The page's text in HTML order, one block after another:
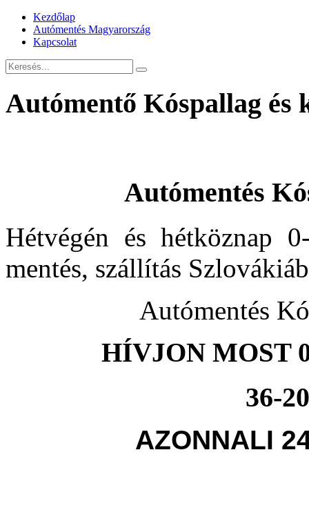
Kezdőlap
Autómentés Magyarország
Kapcsolat
Autómentő Kóspallag és
Autómentés
Hétvégén és hétköznap
mentés, szállítás
Autómentés
HÍVJON MOST
36-
AZONNALI